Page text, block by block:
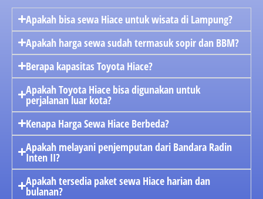
Apakah bisa sewa Hiace untuk wisata di Lampung?
Apakah harga sewa sudah termasuk sopir dan BBM?
Berapa kapasitas Toyota Hiace?
Apakah Toyota Hiace bisa digunakan untuk
perjalanan luar kota?
Kenapa Harga Sewa Hiace Berbeda?
Apakah melayani penjemputan dari Bandara Radin
Inten II?
Apakah tersedia paket sewa Hiace harian dan
bulanan?